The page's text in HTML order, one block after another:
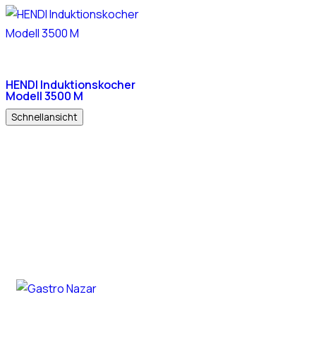
HENDI Induktionskocher
Modell 3500 M
Schnellansicht